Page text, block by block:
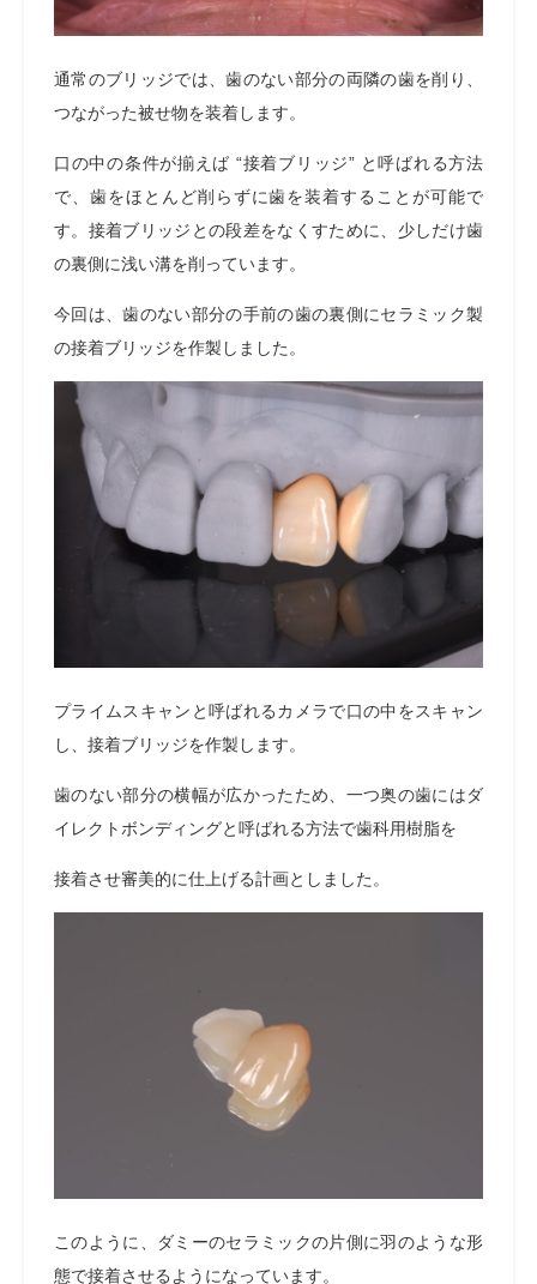
通常のブリッジでは、歯のない部分の両隣の歯を削り、
つながった被せ物を装着します。
口の中の条件が揃えば “接着ブリッジ” と呼ばれる方法
で、歯をほとんど削らずに歯を装着することが可能で
す。接着ブリッジとの段差をなくすために、少しだけ歯
の裏側に浅い溝を削っています。
今回は、歯のない部分の手前の歯の裏側にセラミック製
の接着ブリッジを作製しました。
プライムスキャンと呼ばれるカメラで口の中をスキャン
し、接着ブリッジを作製します。
歯のない部分の横幅が広かったため、一つ奥の歯にはダ
イレクトボンディングと呼ばれる方法で歯科用樹脂を
接着させ審美的に仕上げる計画としました。
このように、ダミーのセラミックの片側に羽のような形
態で接着させるようになっています。